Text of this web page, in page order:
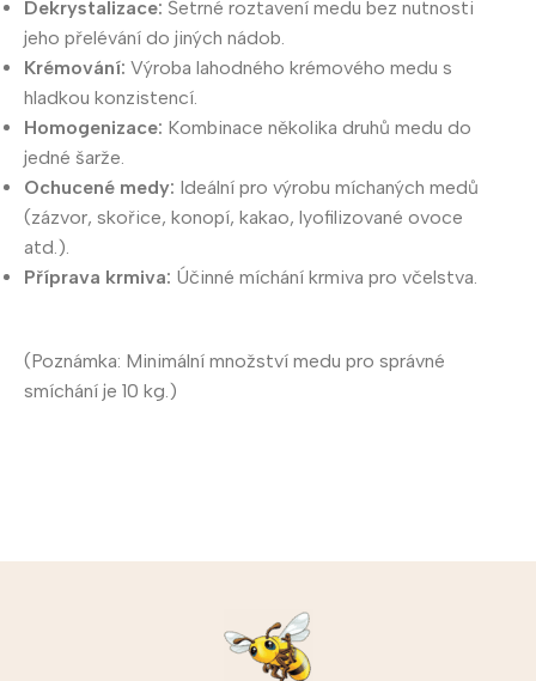
Dekrystalizace: Šetrné roztavení medu bez nutnosti
jeho přelévání do jiných nádob.
Krémování: Výroba lahodného krémového medu s
hladkou konzistencí.
Homogenizace: Kombinace několika druhů medu do
jedné šarže.
Ochucené medy: Ideální pro výrobu míchaných medů
(zázvor, skořice, konopí, kakao, lyofilizované ovoce
atd.).
Příprava krmiva: Účinné míchání krmiva pro včelstva.
(Poznámka: Minimální množství medu pro správné
smíchání je 10 kg.)